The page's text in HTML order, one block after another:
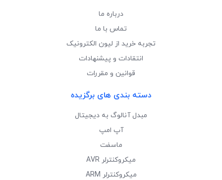
درباره ما
تماس با ما
تجربه خرید از لیون الکترونیک
انتقادات و پیشنهادات
قوانین و مقررات
دسته بندی های برگزیده
مبدل آنالوگ به دیجیتال
آپ امپ
ماسفت
میکروکنترلر AVR
میکروکنترلر ARM